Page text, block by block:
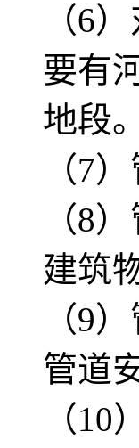
（6
要有
地段。
（7
（8
建筑
（9
管道
（